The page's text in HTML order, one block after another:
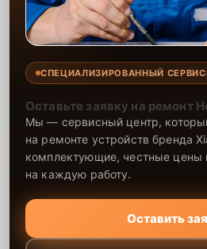
СПЕЦИАЛИЗИРОВАННЫЙ
Оставьте заявку на ремонт
Мы — сервисный центр,
на ремонте устройств бренда
комплектующие, честные цены
на каждую работу.
Оставить